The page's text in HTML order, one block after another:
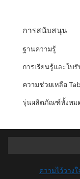
การสนับสนุน
ฐานความรู้
การเรียนรู้และใบรั
ความช่วยเหลือ
รุ่นผลิตภัณฑ์ทั้งหม
ความไว้วางใ